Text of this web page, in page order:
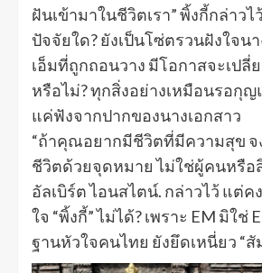
ฝันเข้ามาในชีวิตเรา” พิ้งกี้กล่าวไ
ปัจจัยใด? ยังเป็นโซ่ตรวนฝังใจน
เอ็มที่ถูกถอนวาง มีโอกาสจะเปลี่
หรือไม่? ทุกสิ่งอย่างเหมือนรอกุ
แค่ฟังจากปากของนางเอกสาว
“ถ้าคุณอยากมีชีวิตที่มีความสุข จ
ชีวิตด้วยจุดหมาย ไม่ใช่ผู้คนหรือ
อัลเบิร์ต ไอนสไตน์. กล่าวไว้ แต่ค
ใจ “พิ้งกี้” ไม่ได้? เพราะ EM มิใช่
ฐานหัวใจคนไทย ยังยึดเหนี่ยว “